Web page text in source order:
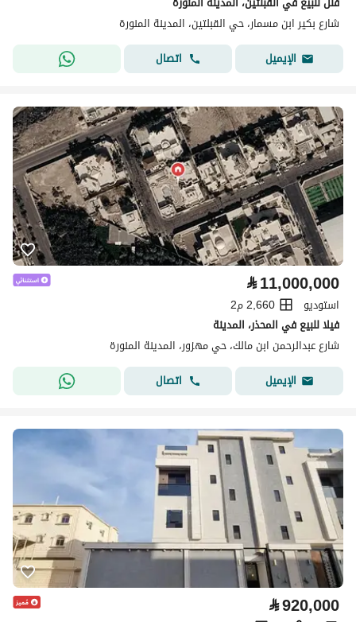
شارع بكير ابن مسمار، حي القبلتين، المدينة المنورة
الإيميل
اتصال
⃁11,000,000
استوديو
2,660 م2
فيلا للبيع في المحذر، المدينة
شارع عبدالرحمن ابن مالك، حي مهزور، المدينة المنورة
الإيميل
اتصال
⃁920,000